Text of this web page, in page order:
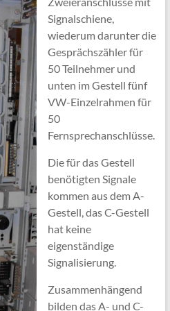
Signalschiene,
wiederum darunter die
Gesprächszähler für
50 Teilnehmer und
unten im Gestell fünf
VW-Einzelrahmen für
50
Fernsprechanschlüsse.
Die für das Gestell
benötigten Signale
kommen aus dem A-
Gestell, das C-Gestell
hat keine
eigenständige
Signalisierung.
Zusammenhängend
bilden das A- und C-